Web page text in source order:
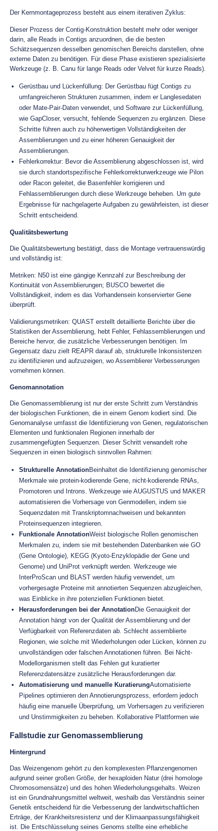
Der Kernmontageprozess besteht aus einem iterativen Zyklus:
Dieser Prozess der Contig-Konstruktion besteht mehr oder weniger
darin, alle Reads in Contigs anzuordnen, die die besten
Schätzsequenzen desselben genomischen Bereichs darstellen, ohne
externe Daten zu benötigen. Für diese Phase existieren spezialisierte
Werkzeuge (z. B. Canu für lange Reads oder Velvet für kurze Reads).
Gerüstbau und Lückenfüllung: Der Gerüstbau fügt Contigs zu
umfangreicheren Strukturen zusammen, indem er Langlesedaten
oder Mate-Pair-Daten verwendet, und Software zur Lückenfüllung,
wie GapCloser, versucht, fehlende Sequenzen zu ergänzen. Diese
Schritte führen auch zu höherwertigen Vollständigkeiten der
Assemblierungen und zu einer höheren Genauigkeit der
Assemblierungen.
Fehlerkorrektur: Bevor die Assemblierung abgeschlossen ist, wird
sie durch standortspezifische Fehlerkorrekturwerkzeuge wie Pilon
oder Racon geleitet, die Basenfehler korrigieren und
Fehlassemblierungen durch diese Werkzeuge beheben. Um gute
Ergebnisse für nachgelagerte Aufgaben zu gewährleisten, ist dieser
Schritt entscheidend.
Qualitätsbewertung
Die Qualitätsbewertung bestätigt, dass die Montage vertrauenswürdig
und vollständig ist:
Metriken: N50 ist eine gängige Kennzahl zur Beschreibung der
Kontinuität von Assemblierungen; BUSCO bewertet die
Vollständigkeit, indem es das Vorhandensein konservierter Gene
überprüft.
Validierungsmetriken: QUAST erstellt detaillierte Berichte über die
Statistiken der Assemblierung, hebt Fehler, Fehlassemblierungen und
Bereiche hervor, die zusätzliche Verbesserungen benötigen. Im
Gegensatz dazu zielt REAPR darauf ab, strukturelle Inkonsistenzen
zu identifizieren und aufzuzeigen, wo Assemblierer Verbesserungen
vornehmen können.
Genomannotation
Die Genomassemblierung ist nur der erste Schritt zum Verständnis
der biologischen Funktionen, die in einem Genom kodiert sind. Die
Genomanalyse umfasst die Identifizierung von Genen, regulatorischen
Elementen und funktionalen Regionen innerhalb der
zusammengefügten Sequenzen. Dieser Schritt verwandelt rohe
Sequenzen in einen biologisch sinnvollen Rahmen:
Strukturelle AnnotationBeinhaltet die Identifizierung genomischer
Merkmale wie protein-kodierende Gene, nicht-kodierende RNAs,
Promotoren und Introns. Werkzeuge wie AUGUSTUS und MAKER
automatisieren die Vorhersage von Genmodellen, indem sie
Sequenzdaten mit Transkriptomnachweisen und bekannten
Proteinsequenzen integrieren.
Funktionale AnnotationWeist biologische Rollen genomischen
Merkmalen zu, indem sie mit bestehenden Datenbanken wie GO
(Gene Ontologie), KEGG (Kyoto-Enzyklopädie der Gene und
Genome) und UniProt verknüpft werden. Werkzeuge wie
InterProScan und BLAST werden häufig verwendet, um
vorhergesagte Proteine mit annotierten Sequenzen abzugleichen,
was Einblicke in ihre potenziellen Funktionen bietet.
Herausforderungen bei der AnnotationDie Genauigkeit der
Annotation hängt von der Qualität der Assemblierung und der
Verfügbarkeit von Referenzdaten ab. Schlecht assemblierte
Regionen, wie solche mit Wiederholungen oder Lücken, können zu
unvollständigen oder falschen Annotationen führen. Bei Nicht-
Modellorganismen stellt das Fehlen gut kuratierter
Referenzdatensätze zusätzliche Herausforderungen dar.
Automatisierung und manuelle KuratierungAutomatisierte
Pipelines optimieren den Annotierungsprozess, erfordern jedoch
häufig eine manuelle Überprüfung, um Vorhersagen zu verifizieren
und Unstimmigkeiten zu beheben. Kollaborative Plattformen wie
Fallstudie zur Genomassemblierung
Hintergrund
Das Weizengenom gehört zu den komplexesten Pflanzengenomen
aufgrund seiner großen Größe, der hexaploiden Natur (drei homologe
Chromosomensätze) und des hohen Wiederholungsgehalts. Weizen
ist ein Grundnahrungsmittel weltweit, weshalb das Verständnis seiner
Genetik entscheidend für die Verbesserung der landwirtschaftlichen
Erträge, der Krankheitsresistenz und der Klimaanpassungsfähigkeit
ist. Die Entschlüsselung seines Genoms stellte eine erhebliche